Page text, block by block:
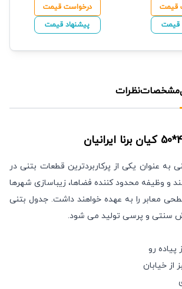
قیمت
قیمت
درخواست قیمت
پیشنهاد قیمت
مشخصاتنظرات
کیان برنا ایرانیان
به عنوان یکی از پرکاربردترین قطعات بتنی در
و وظیفه محدود کننده فضاها، زیباسازی شهرها
معابر را به عهده خواهند داشت. جدول بتنی
سنتی و پرسی تولید می شود.
پیاده رو
از خیابان